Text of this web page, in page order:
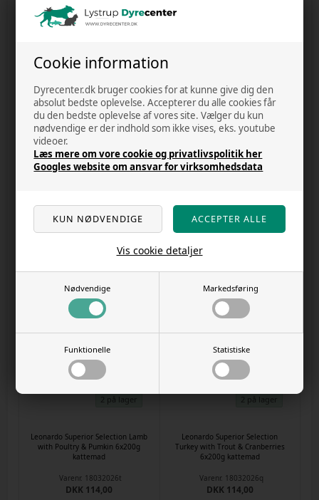
Cookie information
Dyrecenter.dk bruger cookies for at kunne give dig den
absolut bedste oplevelse. Accepterer du alle cookies får
du den bedste oplevelse af vores site. Vælger du kun
nødvendige er der indhold som ikke vises, eks. youtube
videoer.
Læs mere om vore cookie og privatlivspolitik her
Googles website om ansvar for virksomhedsdata
Nødvendige Markedsføring
Funktionelle Statistiske
Vis cookie detaljer
DKK 114,00
2 på lager
with Chicken & Carrots 6x400g
Varenr.23032026a
2 på lager
with Courgettes 6x200g kattemad
Varenr.18032026s
DKK 138,00
2 på lager
Leonardo Superior Selection Lamb
with Poultry & Pumkin 6x200g
kattemad
Varenr. 18032026t
DKK 114,00
2 på lager
Leonardo Superior Selection
Turkey with Trout & Cranberries
6x200g kattemad
Varenr. 18032026q
DKK 114,00